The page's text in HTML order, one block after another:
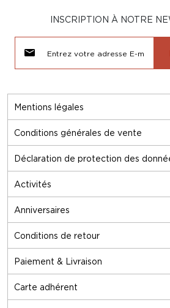
Mentions légales
Conditions générales de vente
Déclaration de protection des
Activités
Anniversaires
Conditions de retour
Paiement & Livraison
Carte adhérent
INSCRIPTION À NOTRE